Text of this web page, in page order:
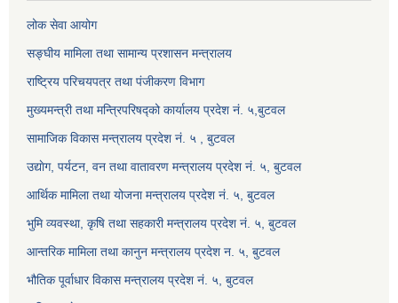
लोक सेवा आयोग
सङ्घीय मामिला तथा सामान्य प्रशासन मन्त्रालय
राष्ट्रिय परिचयपत्र तथा पंजीकरण विभाग
मुख्यमन्त्री तथा मन्त्रिपरिषद्को कार्यालय प्रदेश नं. ५,बुटवल
सामाजिक विकास मन्त्रालय प्रदेश नं. ५ , बुटवल
उद्याेग, पर्यटन, वन तथा वातावरण मन्त्रालय प्रदेश नं. ५, बुटवल
आर्थिक मामिला तथा योजना मन्त्रालय प्रदेश नं. ५, बुटवल
भुमि व्यवस्था, कृषि तथा सहकारी मन्त्रालय प्रदेश नं. ५, बुटवल
आन्तरिक मामिला तथा कानुन मन्त्रालय प्रदेश न. ५, बुटवल
भौतिक पूर्वाधार विकास मन्त्रालय प्रदेश नं. ५, बुटवल